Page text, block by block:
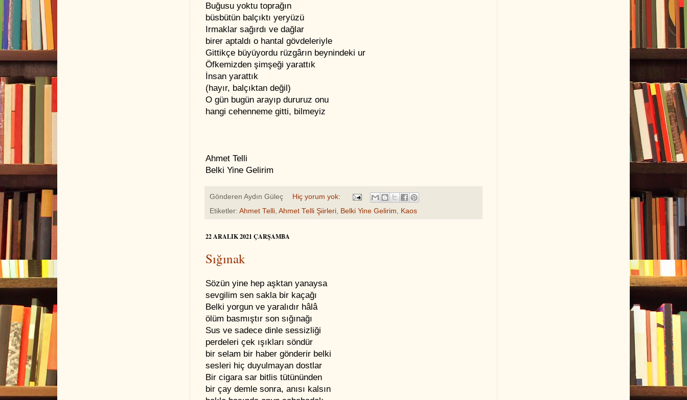
Buğusu yoktu toprağın
büsbütün balçıktı yeryüzü
Irmaklar sağırdı ve dağlar
birer aptaldı o hantal gövdeleriyle
Gittikçe büyüyordu rüzgârın beynindeki ur
Öfkemizden şimşeği yarattık
İnsan yarattık
(hayır, balçıktan değil)
O gün bugün arayıp dururuz onu
hangi cehenneme gitti, bilmeyiz
Ahmet Telli
Belki Yine Gelirim
Gönderen Aydın Güleç
Hiç yorum yok:
Etiketler: Ahmet Telli Ahmet Telli Şiirleri Belki Yine Gelirim Kaos
22 ARALIK 2021 ÇARŞAMBA
Sığınak
Sözün yine hep aşktan yanaysa
sevgilim sen sakla bir kaçağı
Belki yorgun ve yaralıdır hâlâ
ölüm basmıştır son sığınağı
Sus ve sadece dinle sessizliği
perdeleri çek ışıkları söndür
bir selam bir haber gönderir belki
sesleri hiç duyulmayan dostlar
Bir cigara sar bitlis tütününden
bir çay demle sonra, anısı kalsın